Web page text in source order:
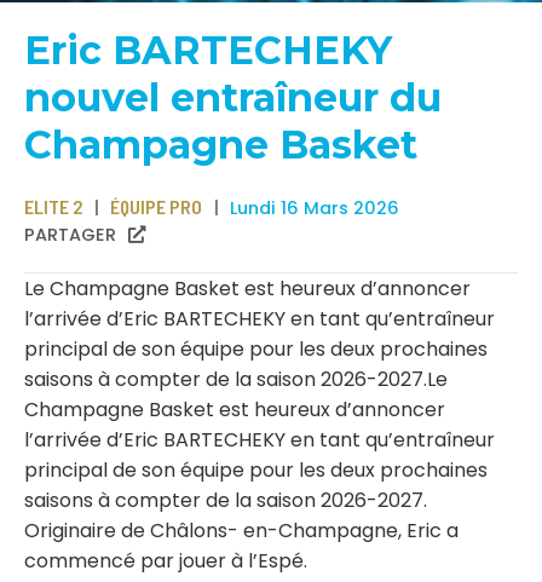
Eric BARTECHEKY
nouvel entraîneur du
Champagne Basket
ELITE 2 ÉQUIPE PRO
Lundi 16 Mars 2026
PARTAGER
Le Champagne Basket est heureux d’annoncer
l’arrivée d’Eric BARTECHEKY en tant qu’entraîneur
principal de son équipe pour les deux prochaines
saisons à compter de la saison 2026-2027.Le
Champagne Basket est heureux d’annoncer
l’arrivée d’Eric BARTECHEKY en tant qu’entraîneur
principal de son équipe pour les deux prochaines
saisons à compter de la saison 2026-2027.
Originaire de Châlons- en-Champagne, Eric a
commencé par jouer à l’Espé.